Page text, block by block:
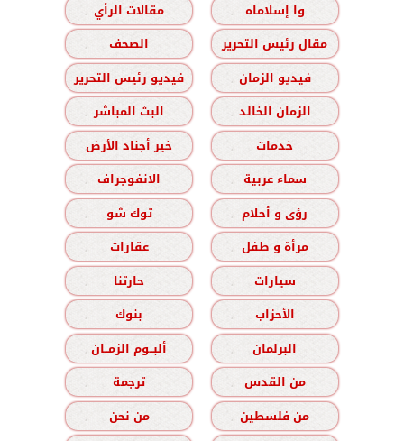
وا إسلاماه
مقالات الرأي
مقال رئيس التحرير
الصحف
فيديو الزمان
فيديو رئيس التحرير
الزمان الخالد
البث المباشر
خدمات
خير أجناد الأرض
سماء عربية
الانفوجراف
رؤى و أحلام
توك شو
مرأة و طفل
عقارات
سيارات
حارتنا
الأحزاب
بنوك
البرلمان
ألبــوم الزمــان
من القدس
ترجمة
من فلسطين
من نحن